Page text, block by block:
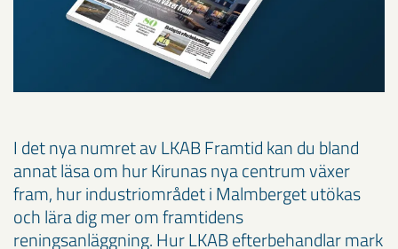
I det nya numret av LKAB Framtid kan du bland
annat läsa om hur Kirunas nya centrum växer
fram, hur industriområdet i Malmberget utökas
och lära dig mer om framtidens
reningsanläggning. Hur LKAB efterbehandlar mark